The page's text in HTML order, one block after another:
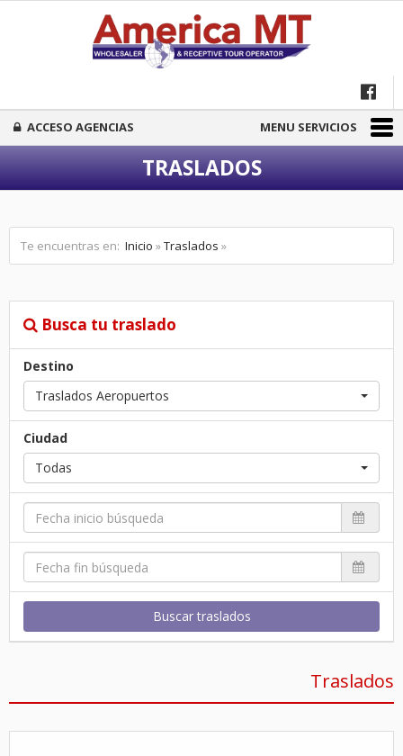
ACCESO AGENCIAS MENU SERVICIOS
TRASLADOS
Te encuentras en: Inicio »Traslados »
Busca tu traslado
Destino
Traslados Aeropuertos
Ciudad
Todas
Buscar traslados
Traslados